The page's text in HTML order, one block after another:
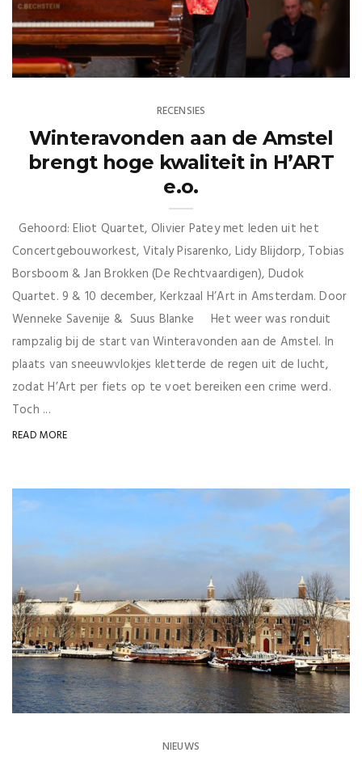
RECENSIES
Winteravonden aan de Amstel
brengt hoge kwaliteit in H’ART
e.o.
Gehoord: Eliot Quartet, Olivier Patey met leden uit het
Concertgebouworkest, Vitaly Pisarenko, Lidy Blijdorp, Tobias
Borsboom & Jan Brokken (De Rechtvaardigen), Dudok
Quartet. 9 & 10 december, Kerkzaal H’Art in Amsterdam. Door
Wenneke Savenije & Suus Blanke Het weer was ronduit
rampzalig bij de start van Winteravonden aan de Amstel. In
plaats van sneeuwvlokjes kletterde de regen uit de lucht,
zodat H’Art per fiets op te voet bereiken een crime werd.
Toch ...
READ MORE
NIEUWS